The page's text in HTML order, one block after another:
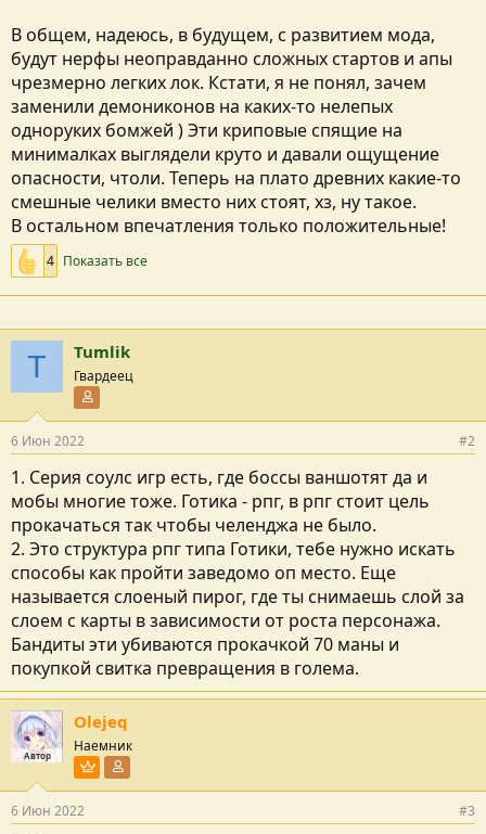
В общем, надеюсь, в будущем, с развитием мода,
будут нерфы неоправданно сложных стартов и апы
чрезмерно легких лок. Кстати, я не понял, зачем
заменили демониконов на каких-то нелепых
одноруких бомжей ) Эти криповые спящие на
минималках выглядели круто и давали ощущение
опасности, чтоли. Теперь на плато древних какие-то
смешные челики вместо них стоят, хз, ну такое.
В остальном впечатления только положительные!
4 Показать все
T Tumlik
Гвардеец
6 Июн 2022 #2
1. Серия соулс игр есть, где боссы ваншотят да и
мобы многие тоже. Готика - рпг, в рпг стоит цель
прокачаться так чтобы челенджа не было.
2. Это структура рпг типа Готики, тебе нужно искать
способы как пройти заведомо оп место. Еще
называется слоеный пирог, где ты снимаешь слой за
слоем с карты в зависимости от роста персонажа.
Бандиты эти убиваются прокачкой 70 маны и
покупкой свитка превращения в голема.
Автор
Olejeq
Наемник
Пользователь VIP
6 Июн 2022 #3